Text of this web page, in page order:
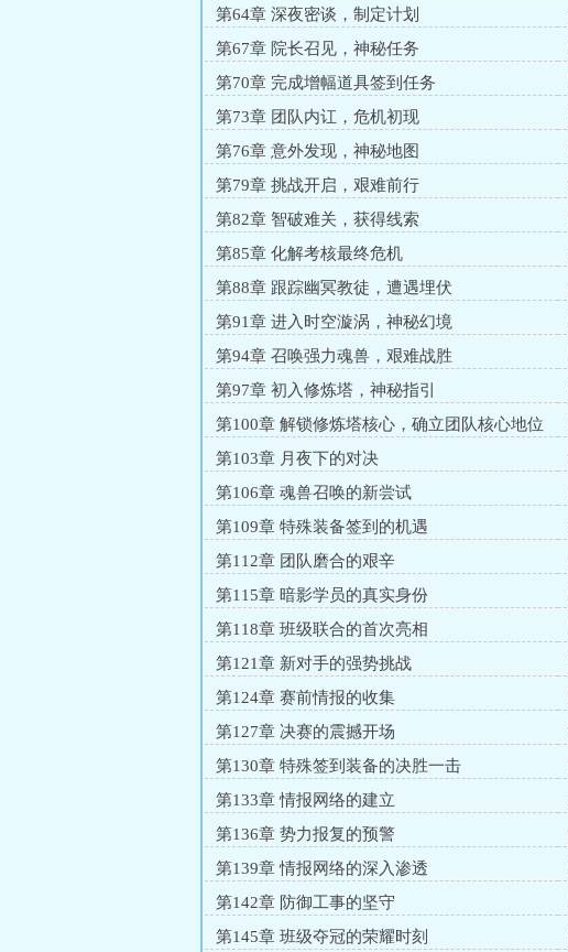
第64章 深夜密谈，制定计划
第67章 院长召见，神秘任务
第70章 完成增幅道具签到任务
第73章 团队内讧，危机初现
第76章 意外发现，神秘地图
第79章 挑战开启，艰难前行
第82章 智破难关，获得线索
第85章 化解考核最终危机
第88章 跟踪幽冥教徒，遭遇埋伏
第91章 进入时空漩涡，神秘幻境
第94章 召唤强力魂兽，艰难战胜
第97章 初入修炼塔，神秘指引
第100章 解锁修炼塔核心，确立团队核心地位
第103章 月夜下的对决
第106章 魂兽召唤的新尝试
第109章 特殊装备签到的机遇
第112章 团队磨合的艰辛
第115章 暗影学员的真实身份
第118章 班级联合的首次亮相
第121章 新对手的强势挑战
第124章 赛前情报的收集
第127章 决赛的震撼开场
第130章 特殊签到装备的决胜一击
第133章 情报网络的建立
第136章 势力报复的预警
第139章 情报网络的深入渗透
第142章 防御工事的坚守
第145章 班级夺冠的荣耀时刻